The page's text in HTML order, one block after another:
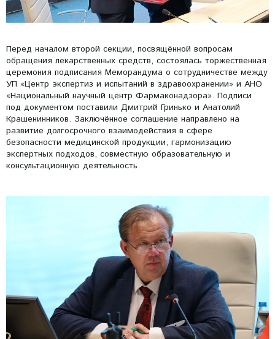
Перед началом второй секции, посвящённой вопросам
обращения лекарственных средств, состоялась торжественная
церемония подписания Меморандума о сотрудничестве между
УП «Центр экспертиз и испытаний в здравоохранении» и АНО
«Национальный научный центр Фармаконадзора». Подписи
под документом поставили Дмитрий Гринько и Анатолий
Крашенинников. Заключённое соглашение направлено на
развитие долгосрочного взаимодействия в сфере
безопасности медицинской продукции, гармонизацию
экспертных подходов, совместную образовательную и
консультационную деятельность.